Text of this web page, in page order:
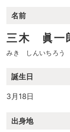
名前
三木 眞一
みき しんいちろう
誕生日
3月18日
出身地